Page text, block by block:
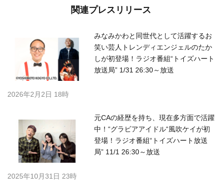
関連プレスリリース
みなみかわと同世代として活躍するお
笑い芸人トレンディエンジェルのたか
しが初登場！ラジオ番組“トイズハート
放送局” 1/31 26:30～放送
2026年2月2日 18時
元CAの経歴を持ち、現在多方面で活躍
中！“グラビアアイドル“風吹ケイが初
登場！ラジオ番組“トイズハート放送
局” 11/1 26:30～放送
2025年10月31日 23時